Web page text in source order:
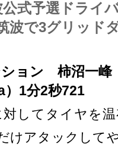
公式予選ドライ
波で3グリッド
ョン 柿沼一峰
）1分2秒721
してタイヤを
けアタックして